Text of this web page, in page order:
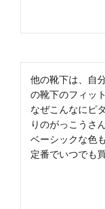
他の靴下は、自
の靴下のフィッ
なぜこんなにピ
りのがっこうさ
ベーシックな色
定番でいつでも